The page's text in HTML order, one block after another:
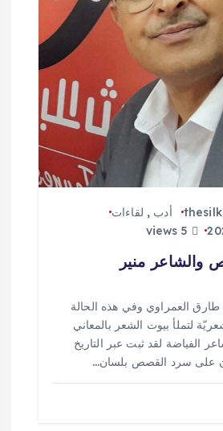
أدب , لقاءات
والشاعر منير
العمراوي وفي هذه الحالة
لتملأ بيوت الشعر بالمعاني
الفياضة لقد ثبت عبر التاريخ
على سرد القصص بلسان…